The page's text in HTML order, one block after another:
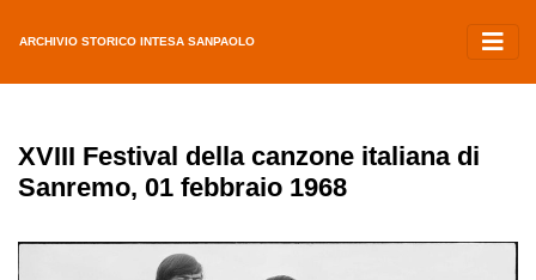
ARCHIVIO STORICO INTESA SANPAOLO
XVIII Festival della canzone italiana di
Sanremo, 01 febbraio 1968